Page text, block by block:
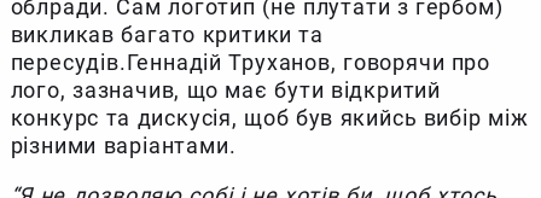
облради. Сам логотип (не плутати з гербом)
викликав багато критики та
пересудів.Геннадій Труханов, говорячи про
лого, зазначив, що має бути відкритий
конкурс та дискусія, щоб був якийсь вибір між
різними варіантами.